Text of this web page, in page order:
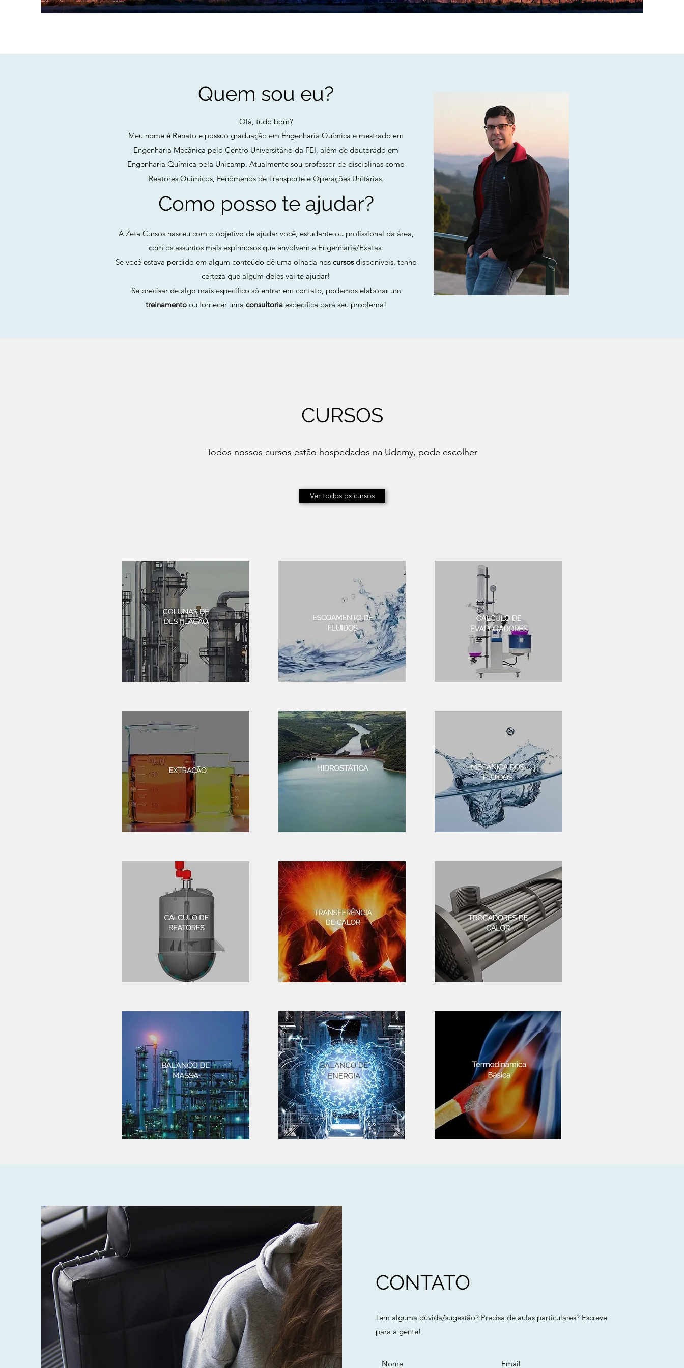
Quem sou eu?
Olá, tudo bom?
Meu nome é Renato e possuo graduação em Engenharia Química e mestrado em
Engenharia Mecânica pelo Centro Universitário da FEI, além de doutorado em
Engenharia Química pela Unicamp. Atualmente sou professor de disciplinas como
Reatores Químicos, Fenômenos de Transporte e Operações Unitárias.
Como posso te ajudar?
A Zeta Cursos nasceu com o objetivo de ajudar você, estudante ou profissional da área,
com os assuntos mais espinhosos que envolvem a Engenharia/Exatas.
Se você estava perdido em algum conteúdo dê uma olhada nos cursosdisponíveis, tenho
certeza que algum deles vai te ajudar!
Se precisar de algo mais específico só entrar em contato, podemos elaborar um
treinamentoou fornecer uma consultoriaespecífica para seu problema!
CURSOS
Todos nossos cursos estão hospedados na Udemy, pode escolher
Ver todos os cursos
CONTATO
Tem alguma dúvida/sugestão? Precisa de aulas particulares? Escreve
para a gente!